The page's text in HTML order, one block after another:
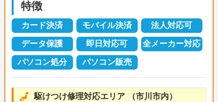
特徴
カード決済 モバイル決済
法人対応可
データ保護
即日対応可
全メーカー対応
パソコン処分
パソコン販売
駆けつけ修理対応エリア （市川市内）